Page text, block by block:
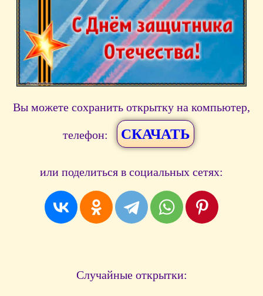
Вы можете сохранить открытку на компьютер,
телефон: СКАЧАТЬ
или поделиться в социальных сетях:
Случайные открытки: